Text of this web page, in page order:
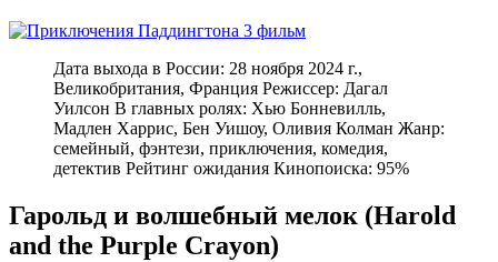
Дата выхода в России: 28 ноября 2024 г.,
Великобритания, Франция Режиссер: Дагал
Уилсон В главных ролях: Хью Бонневилль,
Мадлен Харрис, Бен Уишоу, Оливия Колман Жанр:
семейный, фэнтези, приключения, комедия,
детектив Рейтинг ожидания Кинопоиска: 95%
Гарольд и волшебный мелок (Harold
and the Purple Crayon)